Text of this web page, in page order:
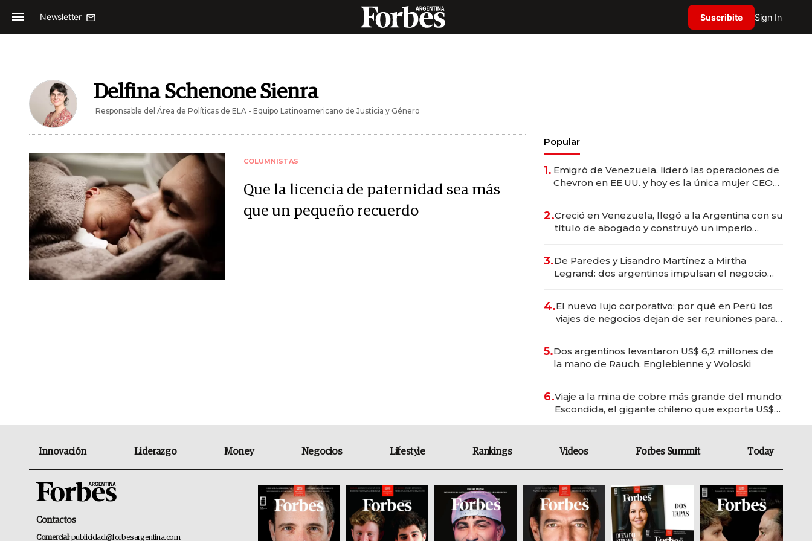
Newsletter Suscribite Sign In
Delfina Schenone Sienra
Responsable del Área de Políticas de ELA - Equipo Latinoamericano de Justicia y Género
COLUMNISTAS
Que la licencia de paternidad sea más
que un pequeño recuerdo
Popular
1. Emigró de Venezuela, lideró las operaciones de
Chevron en EE.UU. y hoy es la única mujer CEO
2.Creció en Venezuela, llegó a la Argentina con su
título de abogado y construyó un imperio
3.De Paredes y Lisandro Martínez a Mirtha
Legrand: dos argentinos impulsan el negocio
4.El nuevo lujo corporativo: por qué en Perú los
viajes de negocios dejan de ser reuniones para
5.Dos argentinos levantaron US$ 6,2 millones de
la mano de Rauch, Englebienne y Woloski
6.Viaje a la mina de cobre más grande del mundo:
Escondida, el gigante chileno que exporta US$
Innovación Liderazgo Money Negocios Lifestyle Rankings Videos Forbes Summit Today
Contactos
Comercial:publicidad@forbesargentina.com